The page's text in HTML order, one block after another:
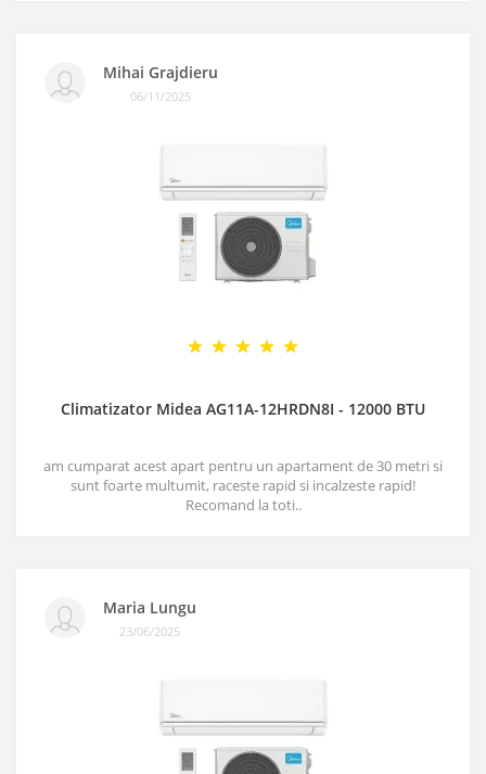
Mihai Grajdieru
06/11/2025
Climatizator Midea AG11A-12HRDN8I - 12000 BTU
am cumparat acest apart pentru un apartament de 30 metri si
sunt foarte multumit, raceste rapid si incalzeste rapid!
Recomand la toti..
Maria Lungu
23/06/2025